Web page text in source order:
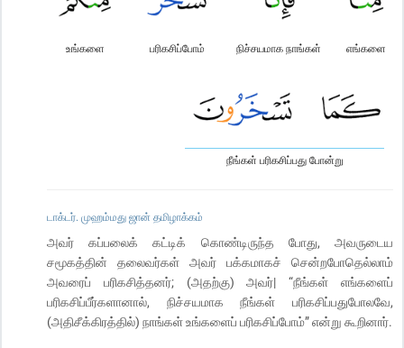
எங்களை
நிச்சயமாக நாங்கள்
பரிகசிப்போம்
உங்களை
நீங்கள் பரிகசிப்பது போன்று
டாக்டர். முஹம்மது ஜான் தமிழாக்கம்
அவர் கப்பலைக் கட்டிக் கொண்டிருந்த போது, அவருடைய
சமூகத்தின் தலைவர்கள் அவர் பக்கமாகச் சென்றபோதெல்லாம்
அவரைப் பரிகசித்தனர்; (அதற்கு) அவர்| “நீங்கள் எங்களைப்
பரிகசிப்பீர்களானால், நிச்சயமாக நீங்கள் பரிகசிப்பதுபோலவே,
(அதிசீக்கிரத்தில்) நாங்கள் உங்களைப் பரிகசிப்போம்” என்று கூறினார்.